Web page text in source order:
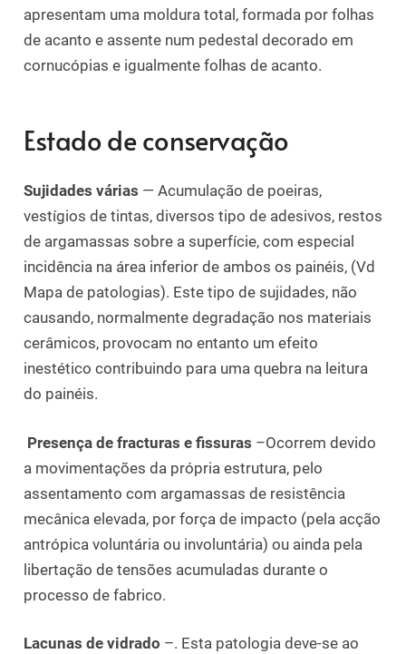
apresentam uma moldura total, formada por folhas
de acanto e assente num pedestal decorado em
cornucópias e igualmente folhas de acanto.
Estado de conservação
Sujidades várias — Acumulação de poeiras,
vestígios de tintas, diversos tipo de adesivos, restos
de argamassas sobre a superfície, com especial
incidência na área inferior de ambos os painéis, (Vd
Mapa de patologias). Este tipo de sujidades, não
causando, normalmente degradação nos materiais
cerâmicos, provocam no entanto um efeito
inestético contribuindo para uma quebra na leitura
do painéis.
Presença de fracturas e fissuras –Ocorrem devido
a movimentações da própria estrutura, pelo
assentamento com argamassas de resistência
mecânica elevada, por força de impacto (pela acção
antrópica voluntária ou involuntária) ou ainda pela
libertação de tensões acumuladas durante o
processo de fabrico.
Lacunas de vidrado –. Esta patologia deve-se ao